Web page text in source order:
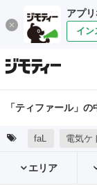
アプ
イン
「ティファール」
faL 電気ケ
エリア